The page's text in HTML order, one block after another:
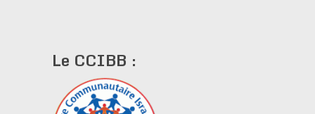
Le CCIBB :